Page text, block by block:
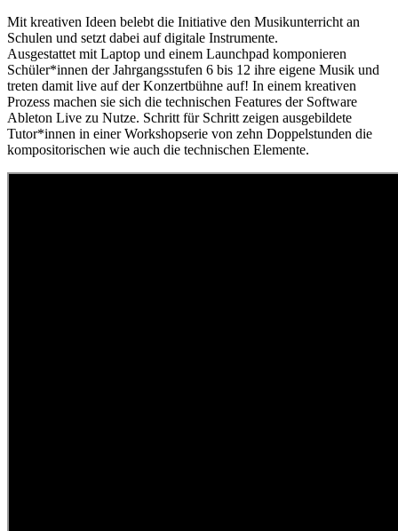
Mit kreativen Ideen belebt die Initiative den Musikunterricht an
Schulen und setzt dabei auf digitale Instrumente.
Ausgestattet mit Laptop und einem Launchpad komponieren
Schüler*innen der Jahrgangsstufen 6 bis 12 ihre eigene Musik und
treten damit live auf der Konzertbühne auf! In einem kreativen
Prozess machen sie sich die technischen Features der Software
Ableton Live zu Nutze. Schritt für Schritt zeigen ausgebildete
Tutor*innen in einer Workshopserie von zehn Doppelstunden die
kompositorischen wie auch die technischen Elemente.